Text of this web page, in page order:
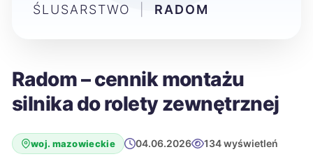
Radom – cennik montażu
silnika do rolety zewnętrznej
woj. mazowieckie 04.06.2026 134 wyświetleń
ŚLUSARSTWO
RADOM